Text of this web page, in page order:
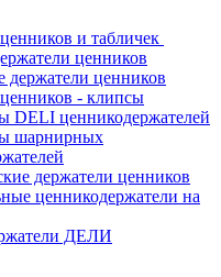
и табличек
ценников
держатели ценников
- клипсы
DELI ценникодержателей
шарнирных
держатели ценников
ценникодержатели на
ДЕЛИ